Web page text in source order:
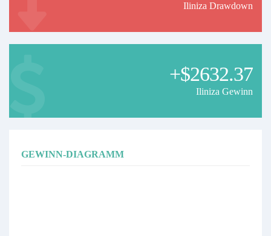
Iliniza Drawdown
+$2632.37
Iliniza Gewinn
GEWINN-DIAGRAMM